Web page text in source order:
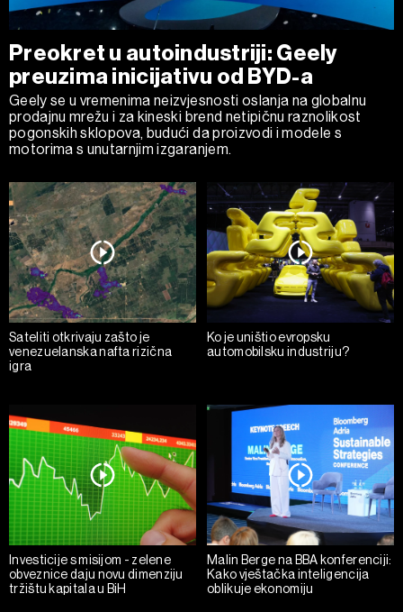
Preokret u autoindustriji: Geely
preuzima inicijativu od BYD-a
Geely se u vremenima neizvjesnosti oslanja na globalnu
prodajnu mrežu i za kineski brend netipičnu raznolikost
pogonskih sklopova, budući da proizvodi i modele s
motorima s unutarnjim izgaranjem.
Sateliti otkrivaju zašto je
venezuelanska nafta rizična
igra
Ko je uništio evropsku
automobilsku industriju?
Investicije s misijom - zelene
obveznice daju novu dimenziju
tržištu kapitala u BiH
Malin Berge na BBA konferenciji:
Kako vještačka inteligencija
oblikuje ekonomiju